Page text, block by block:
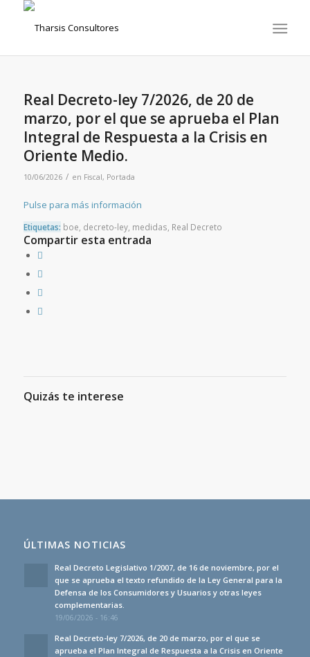
Real Decreto-ley 7/2026, de 20 de
marzo, por el que se aprueba el Plan
Integral de Respuesta a la Crisis en
Oriente Medio.
10/06/2026 / en Fiscal, Portada
Pulse para más información
Etiquetas: boe decreto-ley, medidas Real Decreto
Compartir esta entrada
Quizás te interese
ÚLTIMAS NOTICIAS
Real Decreto Legislativo 1/2007, de 16 de noviembre, por el
que se aprueba el texto refundido de la Ley General para la
Defensa de los Consumidores y Usuarios y otras leyes
complementarias.
19/06/2026 - 16:46
Real Decreto-ley 7/2026, de 20 de marzo, por el que se
aprueba el Plan Integral de Respuesta a la Crisis en Oriente